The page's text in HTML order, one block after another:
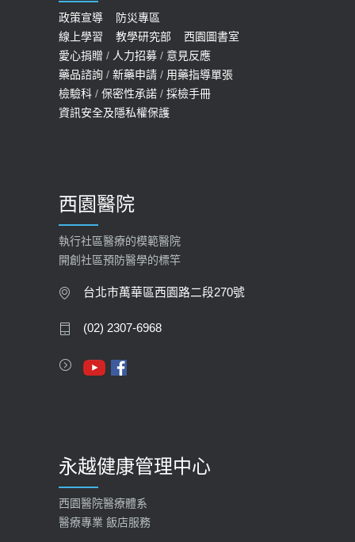
預約
2022-01-07
114年【公費流感及新冠疫苗】門診
預約
2025-09-30
【快速肝癌篩檢MRI】新檢查服務
2026-02-06
大吃大喝、肥胖害到膽囊！膽結石、
膽息肉如何處理？
2023-09-27
政策宣導
防災專區
線上學習
教學研究部
西園圖書室
愛心捐贈 / 人力招募 / 意見反應
藥品諮詢 / 新藥申請 / 用藥指導單張
檢驗科 / 保密性承諾 / 採檢手冊
資訊安全及隱私權保護
西園醫院
執行社區醫療的模範醫院
開創社區預防醫學的標竿
台北市萬華區西園路二段270號
(02) 2307-6968
永越健康管理中心
西園醫院醫療體系
醫療專業 飯店服務